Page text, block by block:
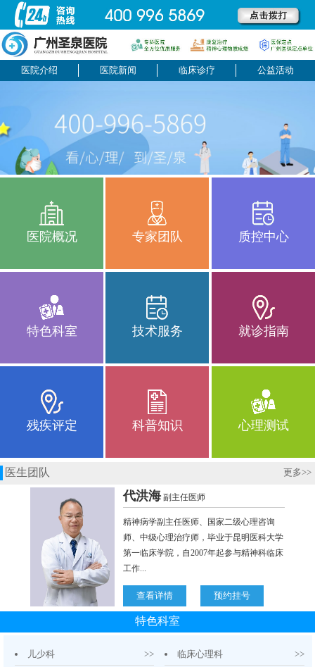
医院介绍 医院新闻 临床诊疗 公益活动
医院概况 专家团队 质控中心
特色科室 技术服务 就诊指南
残疾评定 科普知识 心理测试
医生团队 更多>>
特色科室
儿少科 >> 临床心理科 >>